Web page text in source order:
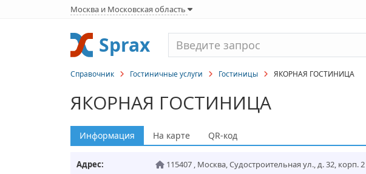
Москва и Московская область
Sprax
Справочник Гостиничные услуги Гостиницы ЯКОРНАЯ ГОСТИНИЦА
ЯКОРНАЯ ГОСТИНИЦА
Информация На карте QR-код
Адрес: 115407, Москва,Судостроительная ул., д. 32, корп. 2